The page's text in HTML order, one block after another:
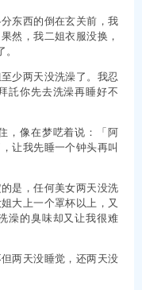
东西的倒在玄关前，我
然，我二姐衣服没换，
少两天没洗澡了。我忍
託你先去洗澡再睡好不
，像在梦呓着说：「阿
让我先睡一个钟头再叫
是，任何美女两天没洗
大上一个罩杯以上，又
澡的臭味却又让我很难
两天没睡觉，还两天没